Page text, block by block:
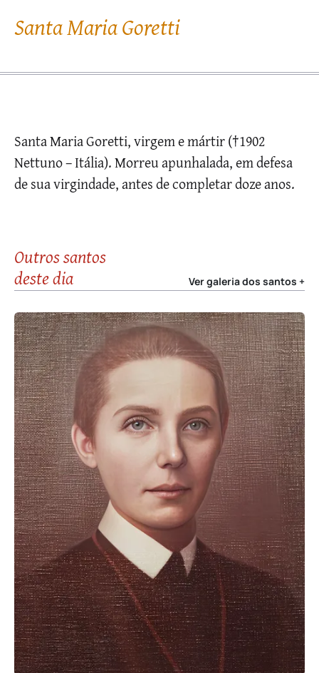
Santa Maria Goretti
Santa Maria Goretti, virgem e mártir (†1902
Nettuno – Itália). Morreu apunhalada, em defesa
de sua virgindade, antes de completar doze anos.
Outros santos
deste dia
Ver galeria dos santos +